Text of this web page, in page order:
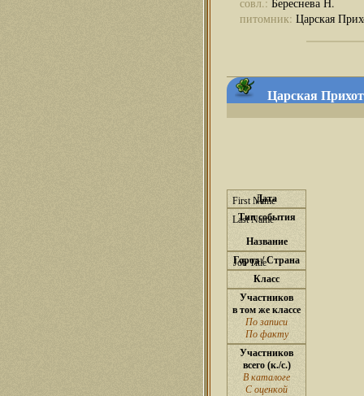
питомник: Царская
Царская
Дата
Тип события
Название
Город / Страна
Класс
Участников
в том же классе
По записи
По факту
Участников
всего (к./с.)
В каталоге
С оценкой